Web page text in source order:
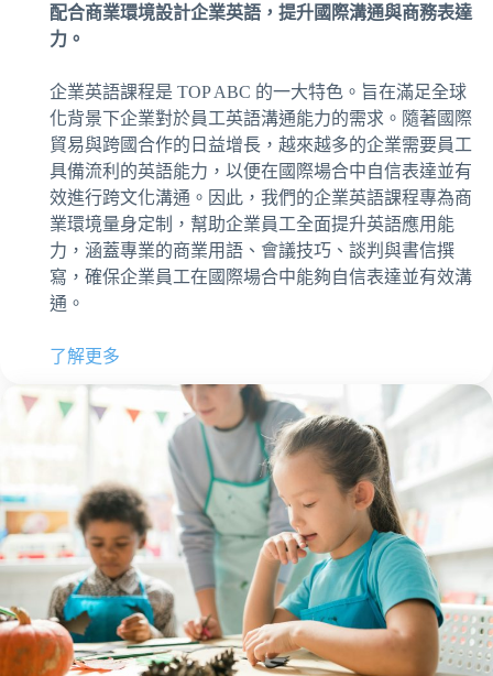
配合商業環境設計企業英語，提升國際溝通與商務表達
力。
企業英語課程是 TOP ABC 的一大特色。旨在滿足全球
化背景下企業對於員工英語溝通能力的需求。隨著國際
貿易與跨國合作的日益增長，越來越多的企業需要員工
具備流利的英語能力，以便在國際場合中自信表達並有
效進行跨文化溝通。因此，我們的企業英語課程專為商
業環境量身定制，幫助企業員工全面提升英語應用能
力，涵蓋專業的商業用語、會議技巧、談判與書信撰
寫，確保企業員工在國際場合中能夠自信表達並有效溝
通。
了解更多